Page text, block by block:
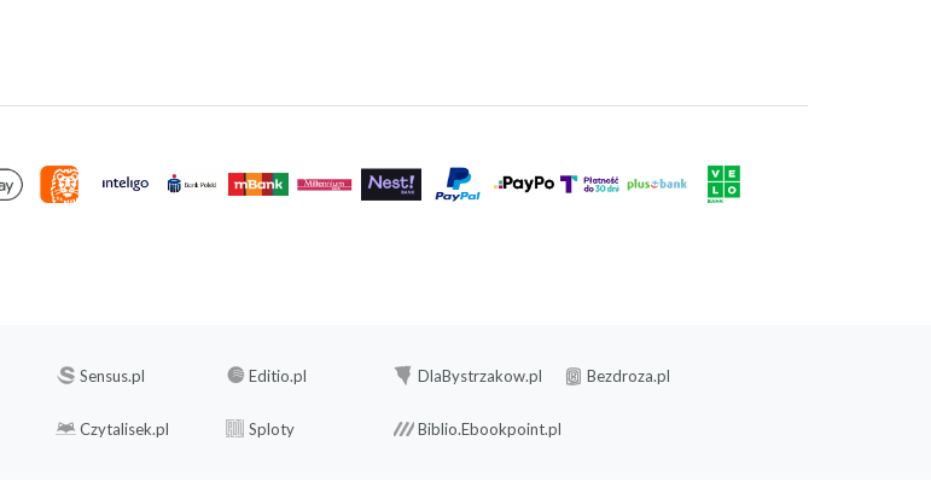
Sensus.pl Editio.pl DlaBystrzakow.pl Bezdroza.pl
Czytalisek.pl Sploty Biblio.Ebookpoint.pl